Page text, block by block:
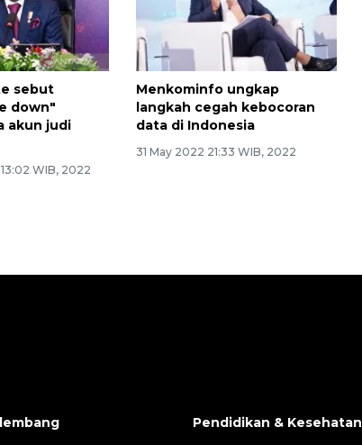
sebut
down"
akun judi
WIB, 2022
Menkominfo ungkap
langkah cegah kebocoran
data di Indonesia
31 May 2022 21:33 WIB, 2022
Pendidikan & Kesehatan